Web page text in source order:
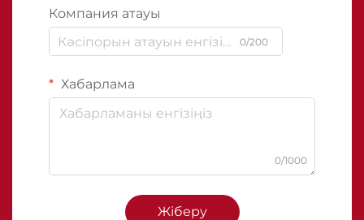
Компания атауы
0/200
Хабарлама
0/1000
Жіберу